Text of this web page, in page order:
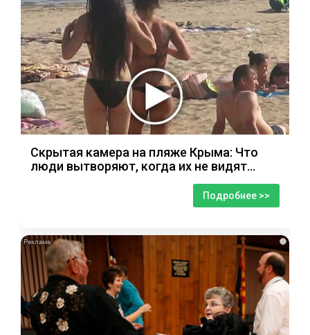
Скрытая камера на пляже Крыма: Что
люди вытворяют, когда их не видят...
Подробнее >>
i